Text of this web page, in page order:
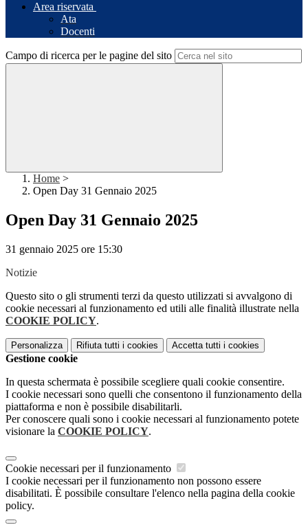
Area riservata
Ata
Docenti
Campo di ricerca per le pagine del sito
Home >
Open Day 31 Gennaio 2025
Open Day 31 Gennaio 2025
31 gennaio 2025 ore 15:30
Notizie
Questo sito o gli strumenti terzi da questo utilizzati si avvalgono di
cookie necessari al funzionamento ed utili alle finalità illustrate nella
COOKIE POLICY.
Personalizza Rifiuta tutti i cookies Accetta tutti i cookies
Gestione cookie
In questa schermata è possibile scegliere quali cookie consentire.
I cookie necessari sono quelli che consentono il funzionamento della
piattaforma e non è possibile disabilitarli.
Per conoscere quali sono i cookie necessari al funzionamento potete
visionare la COOKIE POLICY.
Cookie necessari per il funzionamento
I cookie necessari per il funzionamento non possono essere
disabilitati. È possibile consultare l'elenco nella pagina della cookie
policy.